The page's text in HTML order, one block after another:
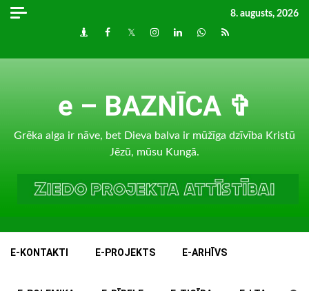
Skip
8. augusts, 2026
DraugiemFacebook
TwitterInstagram
LinkedInwhatsapp
RSS
e – BAZNĪCA ✞
Grēka alga ir nāve, bet Dieva balva ir mūžīga dzīvība Kristū
Jēzū, mūsu Kungā.
E-KONTAKTI E-PROJEKTS E-ARHĪVS